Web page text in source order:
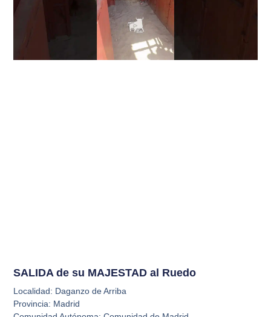
SALIDA de su MAJESTAD al Ruedo
Localidad: Daganzo de Arriba
Provincia: Madrid